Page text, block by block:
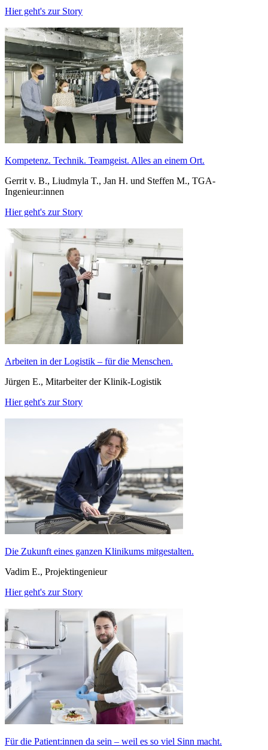
Hier geht's zur Story
Kompetenz. Technik. Teamgeist. Alles an einem Ort.
Gerrit v. B., Liudmyla T., Jan H. und Steffen M., TGA-
Ingenieur:innen
Hier geht's zur Story
Arbeiten in der Logistik – für die Menschen.
Jürgen E., Mitarbeiter der Klinik-Logistik
Hier geht's zur Story
Die Zukunft eines ganzen Klinikums mitgestalten.
Vadim E., Projektingenieur
Hier geht's zur Story
Für die Patient:innen da sein – weil es so viel Sinn macht.